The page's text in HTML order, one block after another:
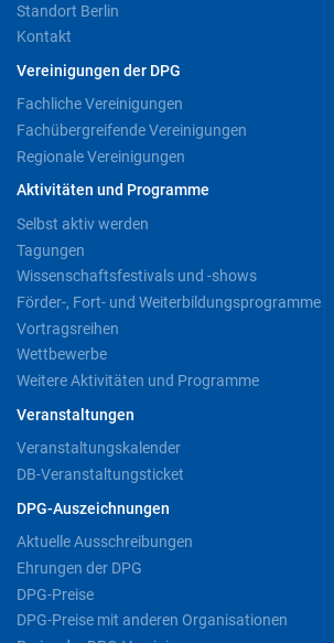
Standort Berlin
Kontakt
Vereinigungen der DPG
Fachliche Vereinigungen
Fachübergreifende Vereinigungen
Regionale Vereinigungen
Aktivitäten und Programme
Selbst aktiv werden
Tagungen
Wissenschaftsfestivals und -shows
Förder-, Fort- und Weiterbildungsprogramme
Vortragsreihen
Wettbewerbe
Weitere Aktivitäten und Programme
Veranstaltungen
Veranstaltungskalender
DB-Veranstaltungsticket
DPG-Auszeichnungen
Aktuelle Ausschreibungen
Ehrungen der DPG
DPG-Preise
DPG-Preise mit anderen Organisationen